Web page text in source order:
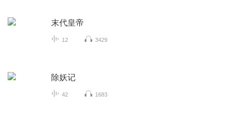
末代皇帝
12 3429
除妖记
42 1683